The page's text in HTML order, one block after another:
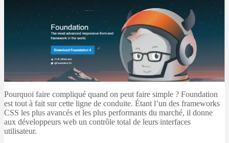
Pourquoi faire compliqué quand on peut faire simple ? Foundation
est tout à fait sur cette ligne de conduite. Étant l’un des frameworks
CSS les plus avancés et les plus performants du marché, il donne
aux développeurs web un contrôle total de leurs interfaces
utilisateur.